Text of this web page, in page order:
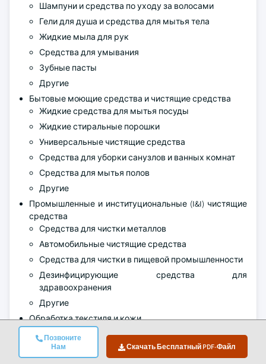
Позвоните
Нам
Скачать Бесплатный PDF-Файл
Шампуни и средства по уходу за волосами
Гели для душа и средства для мытья тела
Жидкие мыла для рук
Средства для умывания
Зубные пасты
Другие
Бытовые моющие средства и чистящие средства
Жидкие средства для мытья посуды
Жидкие стиральные порошки
Универсальные чистящие средства
Средства для уборки санузлов и ванных комнат
Средства для мытья полов
Другие
Промышленные и институциональные (I&I) чистящие
средства
Средства для чистки металлов
Автомобильные чистящие средства
Средства для чистки в пищевой промышленности
Дезинфицирующие средства для
здравоохранения
Другие
Обработка текстиля и кожи
Окрашивание и отделка текстиля
Дубление и окрашивание кожи
Другие